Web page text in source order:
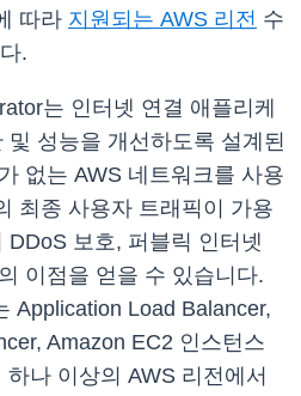
따라 지원되는 AWS 리전 수
.
는 인터넷 연결 애플리케
및 성능을 개선하도록 설계된
없는 AWS 네트워크를 사용
최종 사용자 트래픽이 가용
DDoS 보호, 퍼블릭 인터넷
이점을 얻을 수 있습니다.
Application Load Balancer,
Amazon EC2 인스턴스
나 이상의 AWS 리전에서